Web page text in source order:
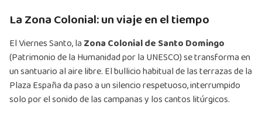
La Zona Colonial: un viaje en el tiempo
El Viernes Santo, la Zona Colonial de Santo Domingo
(Patrimonio de la Humanidad por la UNESCO) se transforma en
un santuario al aire libre. El bullicio habitual de las terrazas de la
Plaza España da paso a un silencio respetuoso, interrumpido
solo por el sonido de las campanas y los cantos litúrgicos.